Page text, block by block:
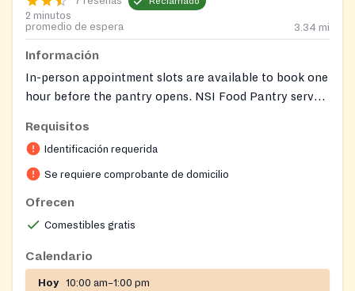
2 minutos
promedio de espera
3.34 mi
Información
In-person appointment slots are available to book one
hour before the pantry opens. NSI Food Pantry serves
43212, 43219, 43220, 43221, 43224, and 43229 twice
per month. All other Franklin County zip codes may
shop once per year.
Requisitos
Identificación requerida
Se requiere comprobante de domicilio
Ofrecen
Comestibles gratis
Calendario
Hoy 10:00 am–1:00 pm